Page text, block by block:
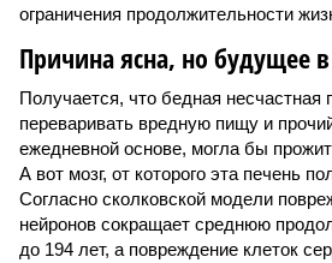
ограничения продолжительности
Причина ясна, но будущее
Получается, что бедная несчастная
переваривать вредную пищу и
ежедневной основе, могла бы
А вот мозг, от которого эта печень
Согласно сколковской модели
нейронов сокращает среднюю
до 194 лет, а повреждение клеток